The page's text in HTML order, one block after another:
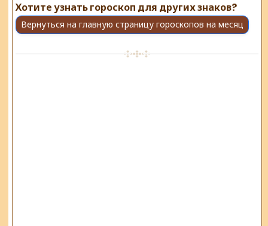
Хотите узнать гороскоп для других знаков?
Вернуться на главную страницу гороскопов на месяц